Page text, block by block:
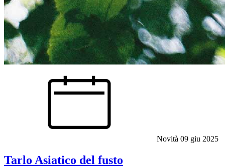
Novità 09 giu 2025
Tarlo Asiatico del fusto